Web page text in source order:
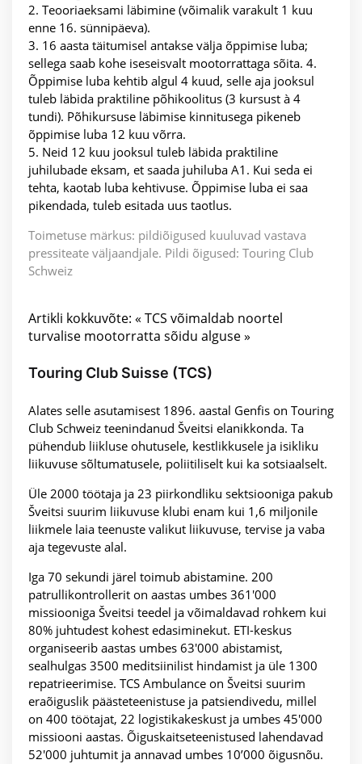
2. Teooriaeksami läbimine (võimalik varakult 1 kuu
enne 16. sünnipäeva).
3. 16 aasta täitumisel antakse välja õppimise luba;
sellega saab kohe iseseisvalt mootorrattaga sõita. 4.
Õppimise luba kehtib algul 4 kuud, selle aja jooksul
tuleb läbida praktiline põhikoolitus (3 kursust à 4
tundi). Põhikursuse läbimise kinnitusega pikeneb
õppimise luba 12 kuu võrra.
5. Neid 12 kuu jooksul tuleb läbida praktiline
juhilubade eksam, et saada juhiluba A1. Kui seda ei
tehta, kaotab luba kehtivuse. Õppimise luba ei saa
pikendada, tuleb esitada uus taotlus.
Toimetuse märkus: pildiõigused kuuluvad vastava
pressiteate väljaandjale. Pildi õigused: Touring Club
Schweiz
Artikli kokkuvõte: « TCS võimaldab noortel
turvalise mootorratta sõidu alguse »
Touring Club Suisse (TCS)
Alates selle asutamisest 1896. aastal Genfis on Touring
Club Schweiz teenindanud Šveitsi elanikkonda. Ta
pühendub liikluse ohutusele, kestlikkusele ja isikliku
liikuvuse sõltumatusele, poliitiliselt kui ka sotsiaalselt.
Üle 2000 töötaja ja 23 piirkondliku sektsiooniga pakub
Šveitsi suurim liikuvuse klubi enam kui 1,6 miljonile
liikmele laia teenuste valikut liikuvuse, tervise ja vaba
aja tegevuste alal.
Iga 70 sekundi järel toimub abistamine. 200
patrullikontrollerit on aastas umbes 361'000
missiooniga Šveitsi teedel ja võimaldavad rohkem kui
80% juhtudest kohest edasiminekut. ETI-keskus
organiseerib aastas umbes 63'000 abistamist,
sealhulgas 3500 meditsiinilist hindamist ja üle 1300
repatrieerimise. TCS Ambulance on Šveitsi suurim
eraõiguslik päästeteenistuse ja patsiendivedu, millel
on 400 töötajat, 22 logistikakeskust ja umbes 45'000
missiooni aastas. Õiguskaitseteenistused lahendavad
52'000 juhtumit ja annavad umbes 10’000 õigusnõu.